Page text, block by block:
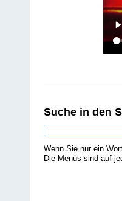
Suche in den
Wenn Sie nur ein
Die Menüs sind auf